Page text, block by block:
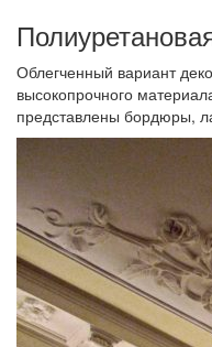
Облегченный вариант
высокопрочного
представлены бордюры,